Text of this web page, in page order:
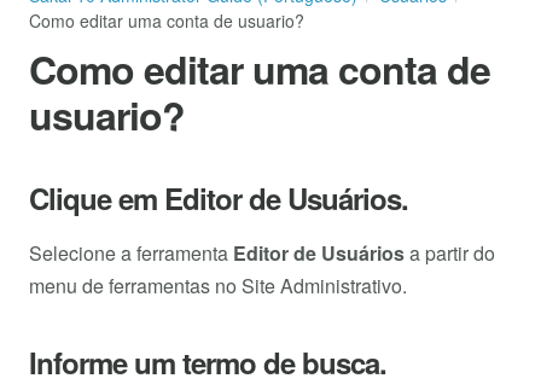
Como editar uma conta de usuario?
Como editar uma conta de
usuario?
Clique em Editor de Usuários.
Selecione a ferramenta Editor de Usuáriosa partir do
menu de ferramentas no Site Administrativo.
Informe um termo de busca.